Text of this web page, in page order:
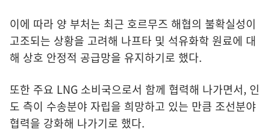
이에 따라 양 부처는 최근 호르무즈 해협의 불확실성이
고조되는 상황을 고려해 나프타 및 석유화학 원료에 대
해 상호 안정적 공급망을 유지하기로 했다.
또한 주요 LNG 소비국으로서 함께 협력해 나가면서, 인
도 측이 수송분야 자립을 희망하고 있는 만큼 조선분야
협력을 강화해 나가기로 했다.